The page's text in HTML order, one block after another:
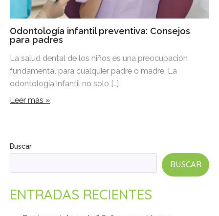
Odontología infantil preventiva: Consejos
para padres
La salud dental de los niños es una preocupación
fundamental para cualquier padre o madre. La
odontología infantil no solo […]
Leer más »
Buscar
BUSCAR
ENTRADAS RECIENTES